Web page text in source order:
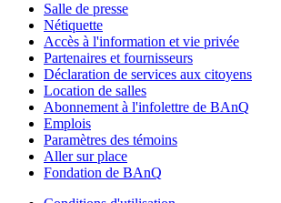
Salle de presse
Nétiquette
Accès à l'information et vie privée
Partenaires et fournisseurs
Déclaration de services aux citoyens
Location de salles
Abonnement à l'infolettre de BAnQ
Emplois
Paramètres des témoins
Aller sur place
Fondation de BAnQ